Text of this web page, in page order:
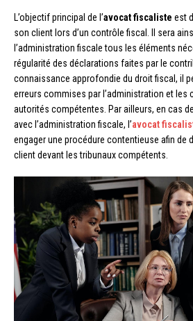
L’objectif principal de l’avocat fiscaliste est
son client lors d’un contrôle fiscal. Il sera
l’administration fiscale tous les éléments
régularité des déclarations faites par le
connaissance approfondie du droit fiscal, il
erreurs commises par l’administration et les
autorités compétentes. Par ailleurs, en cas
avec l’administration fiscale, l’avocat
engager une procédure contentieuse afin de
client devant les tribunaux compétents.